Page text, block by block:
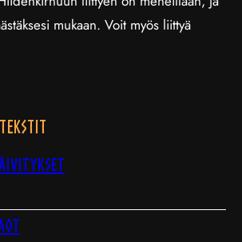
mukaan. Voit myös liittyä